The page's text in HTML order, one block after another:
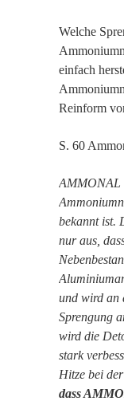
Welche
einfach
Reinform
S. 60
AMMONAL
bekannt ist.
nur aus,
und wird an
Sprengung
wird die
stark
Hitze bei
dass